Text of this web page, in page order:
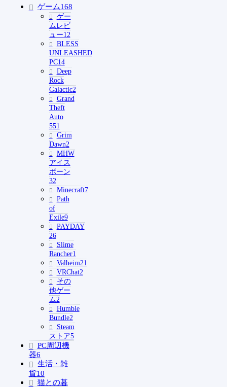
ゲーム168
ゲー
ムレビ
ュー12
BLESS
UNLEASHED
PC14
Deep
Rock
Galactic2
Grand
Theft
Auto
551
Grim
Dawn2
MHW
アイス
ボーン
32
Minecraft7
Path
of
Exile9
PAYDAY
26
Slime
Rancher1
Valheim21
VRChat2
その
他ゲー
ム2
Humble
Bundle2
Steam
ストア5
PC周辺機
器6
生活・雑
貨10
猫との暮